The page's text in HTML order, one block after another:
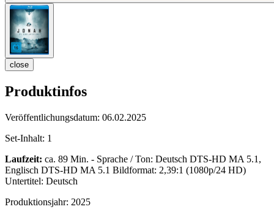
close
Produktinfos
Veröffentlichungsdatum: 06.02.2025
Set-Inhalt: 1
Laufzeit: ca. 89 Min. - Sprache / Ton: Deutsch DTS-HD MA 5.1,
Englisch DTS-HD MA 5.1 Bildformat: 2,39:1 (1080p/24 HD)
Untertitel: Deutsch
Produktionsjahr: 2025